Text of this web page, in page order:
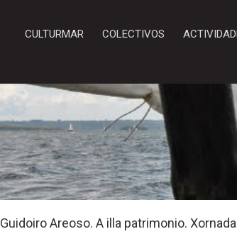
CULTURMAR COLECTIVOS
Guidoiro Areoso. A illa patrimonio. Xornada